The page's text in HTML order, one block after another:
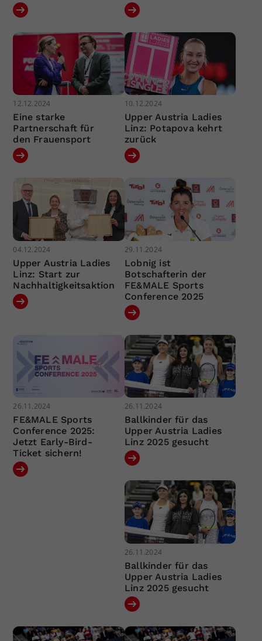
12.12.2024
Eine starke
Partnerschaft für
den Frauensport
10.12.2024
Upper Austria Ladies
Linz: Potapova kehrt
zurück
04.12.2024
Upper Austria Ladies
Linz: Start zur
Nachhaltigkeitsaktion
29.11.2024
Lobnig ist
Botschafterin der
FE&MALE Sports
Conference 2025
26.11.2024
FE&MALE Sports
Conference 2025:
Jetzt Early-Bird-
Ticket sichern!
26.11.2024
Ballkinder für das
Upper Austria Ladies
Linz 2025 gesucht
26.11.2024
Ballkinder für das
Upper Austria Ladies
Linz 2025 gesucht